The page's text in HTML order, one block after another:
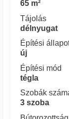
65 m²
Tájolás
délnyugat
Építési
új
Építési mód
tégla
Szobák
3 szoba